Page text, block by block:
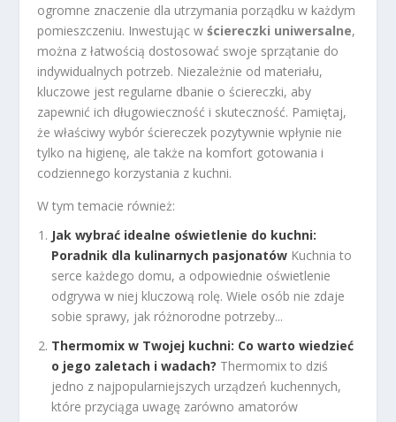
ogromne znaczenie dla utrzymania porządku w każdym
pomieszczeniu. Inwestując wściereczki uniwersalne,
można z łatwością dostosować swoje sprzątanie do
indywidualnych potrzeb. Niezależnie od materiału,
kluczowe jest regularne dbanie o ściereczki, aby
zapewnić ich długowieczność i skuteczność. Pamiętaj,
że właściwy wybór ściereczek pozytywnie wpłynie nie
tylko na higienę, ale także na komfort gotowania i
codziennego korzystania z kuchni.
W tym temacie również:
Jak wybrać idealne oświetlenie do kuchni:
Poradnik dla kulinarnych pasjonatów Kuchnia to
serce każdego domu, a odpowiednie oświetlenie
odgrywa w niej kluczową rolę. Wiele osób nie zdaje
sobie sprawy, jak różnorodne potrzeby...
Thermomix w Twojej kuchni: Co warto wiedzieć
o jego zaletach i wadach? Thermomix to dziś
jedno z najpopularniejszych urządzeń kuchennych,
które przyciąga uwagę zarówno amatorów